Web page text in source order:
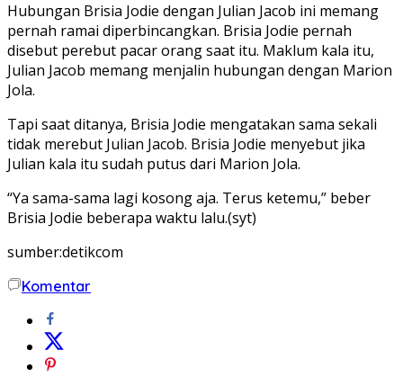
Hubungan Brisia Jodie dengan Julian Jacob ini memang
pernah ramai diperbincangkan. Brisia Jodie pernah
disebut perebut pacar orang saat itu. Maklum kala itu,
Julian Jacob memang menjalin hubungan dengan Marion
Jola.
Tapi saat ditanya, Brisia Jodie mengatakan sama sekali
tidak merebut Julian Jacob. Brisia Jodie menyebut jika
Julian kala itu sudah putus dari Marion Jola.
“Ya sama-sama lagi kosong aja. Terus ketemu,” beber
Brisia Jodie beberapa waktu lalu.(syt)
sumber:detikcom
Komentar